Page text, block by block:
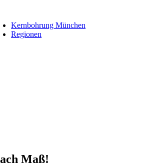
Kernbohrung München
Regionen
Maß!